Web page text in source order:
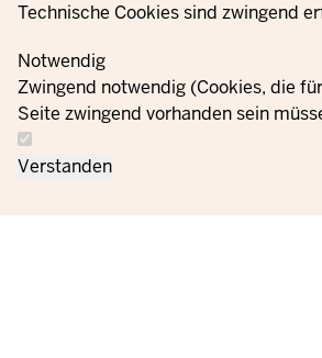
Technische Cookies sind zwingend
Notwendig
Zwingend notwendig (Cookies, die
Seite zwingend vorhanden sein
Verstanden